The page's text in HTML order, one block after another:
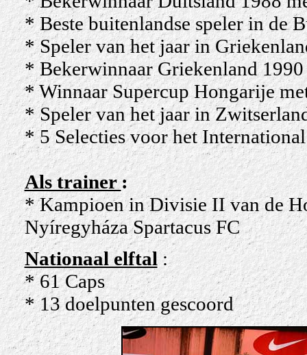
* Beste buitenlandse speler in de
* Speler van het jaar in
* Bekerwinnaar Griekenland
* Winnaar Supercup Hongarije
* Speler van het jaar in
* 5 Selecties voor het
Als trainer:
* Kampioen in Divisie II van de
Nyíregyháza Spartacus FC
Nationaal elftal :
* 61 Caps
* 13 doelpunten gescoord